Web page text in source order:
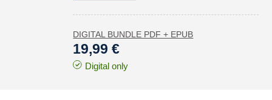
DIGITAL BUNDLE PDF + EPUB
19,99 €
Digital only